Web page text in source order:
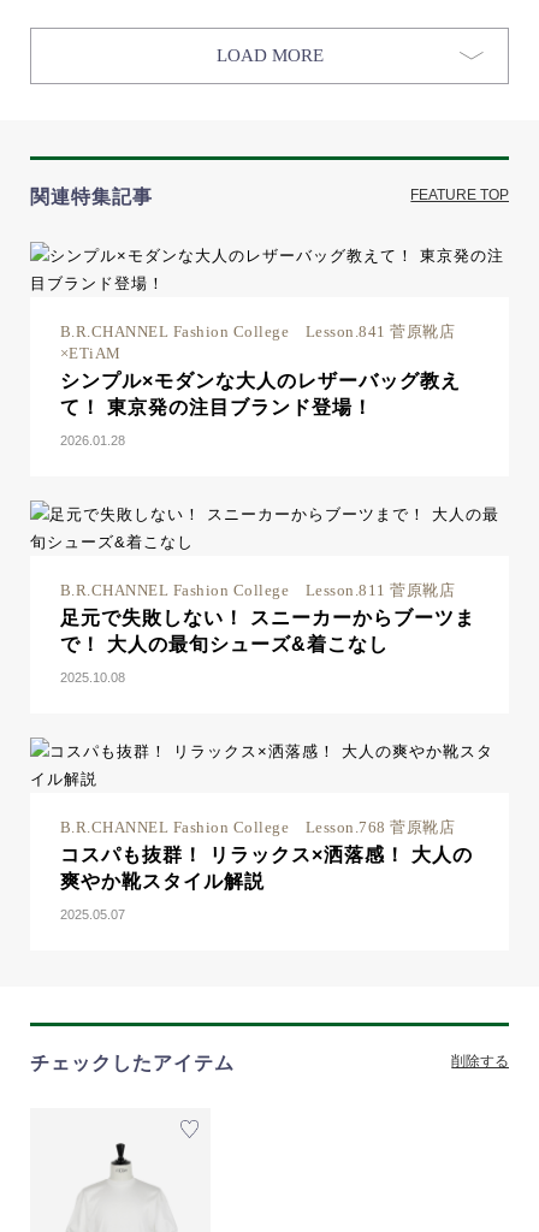
LOAD MORE
関連特集記事 FEATURE TOP
B.R.CHANNEL Fashion College Lesson.841 菅原靴店
×ETiAM
シンプル×モダンな大人のレザーバッグ教え
て！ 東京発の注目ブランド登場！
2026.01.28
B.R.CHANNEL Fashion College Lesson.811 菅原靴店
足元で失敗しない！ スニーカーからブーツま
で！ 大人の最旬シューズ&着こなし
2025.10.08
B.R.CHANNEL Fashion College Lesson.768 菅原靴店
コスパも抜群！ リラックス×洒落感！ 大人の
爽やか靴スタイル解説
2025.05.07
チェックしたアイテム 削除する